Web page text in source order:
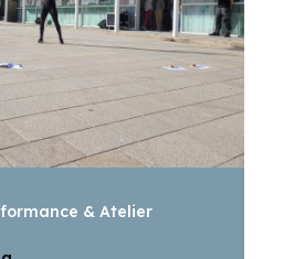
& Atelier